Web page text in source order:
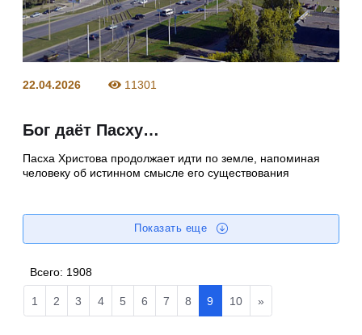
22.04.2026 11301
Бог даёт Пасху…
Пасха Христова продолжает идти по земле, напоминая
человеку об истинном смысле его существования
Показать еще
Всего: 1908
1 2 3 4 5 6 7 8 9 10 »